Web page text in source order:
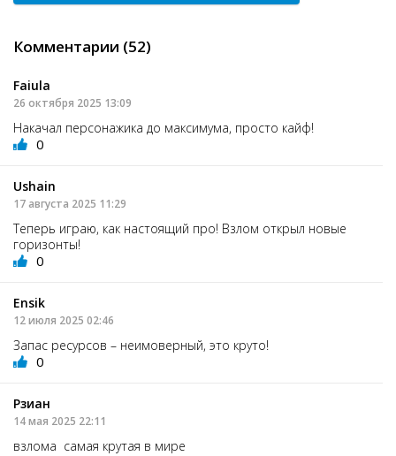
Комментарии (52)
Faiula
26 октября 2025 13:09
Накачал персонажика до максимума, просто кайф!
0
Ushain
17 августа 2025 11:29
Теперь играю, как настоящий про! Взлом открыл новые
горизонты!
0
Ensik
12 июля 2025 02:46
Запас ресурсов – неимоверный, это круто!
0
Рзиан
14 мая 2025 22:11
взлома самая крутая в мире